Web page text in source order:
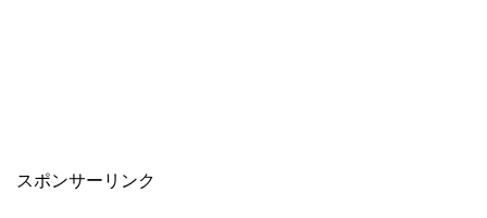
スポンサーリンク